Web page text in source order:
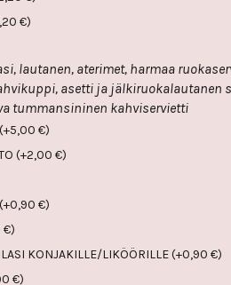
€)
Perusastiasto: vesilasi, lautanen, aterimet,
tummansininen kahviservietti
(+5,00€)
(+2,00€)
(+0,90€)
€)
KONJAKILLE/LIKÖÖRILLE(+0,90€)
€)